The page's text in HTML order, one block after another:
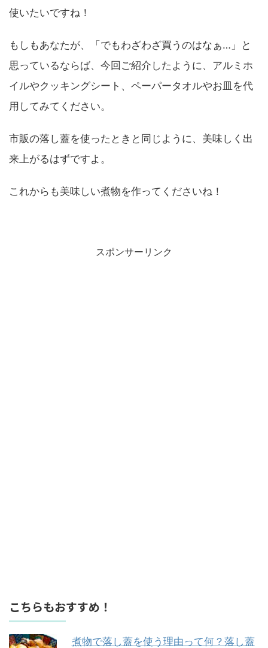
使いたいですね！
もしもあなたが、「でもわざわざ買うのはなぁ…」と
思っているならば、今回ご紹介したように、アルミホ
イルやクッキングシート、ペーパータオルやお皿を代
用してみてください。
市販の落し蓋を使ったときと同じように、美味しく出
来上がるはずですよ。
これからも美味しい煮物を作ってくださいね！
スポンサーリンク
こちらもおすすめ！
煮物で落し蓋を使う理由って何？落し蓋